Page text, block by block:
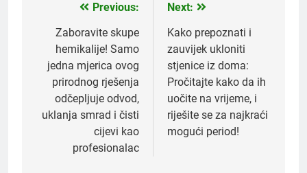
navigation
Previous:
Zaboravite skupe
hemikalije! Samo
jedna mjerica ovog
prirodnog rješenja
odčepljuje odvod,
uklanja smrad i čisti
cijevi kao
profesionalac
Next:
Kako prepoznati i
zauvijek ukloniti
stjenice iz doma:
Pročitajte kako da ih
uočite na vrijeme, i
riješite se za najkraći
mogući period!